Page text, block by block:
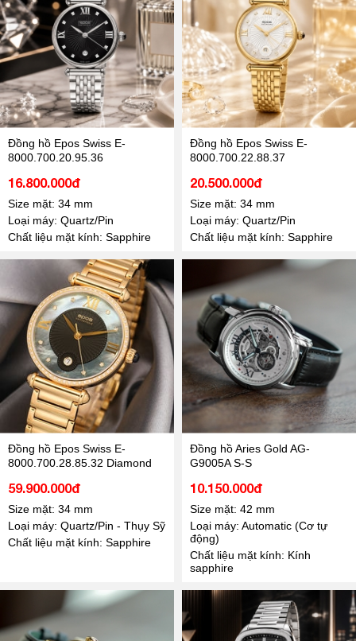
Đồng hồ Epos Swiss E-
8000.700.20.95.36
16.800.000đ
Size mặt: 34 mm
Loại máy: Quartz/Pin
Chất liệu mặt kính: Sapphire
Đồng hồ Epos Swiss E-
8000.700.22.88.37
20.500.000đ
Size mặt: 34 mm
Loại máy: Quartz/Pin
Chất liệu mặt kính: Sapphire
Đồng hồ Epos Swiss E-
8000.700.28.85.32 Diamond
59.900.000đ
Size mặt: 34 mm
Loại máy: Quartz/Pin - Thụy Sỹ
Chất liệu mặt kính: Sapphire
Đồng hồ Aries Gold AG-
G9005A S-S
10.150.000đ
Size mặt: 42 mm
Loại máy: Automatic (Cơ tự
động)
Chất liệu mặt kính: Kính
sapphire